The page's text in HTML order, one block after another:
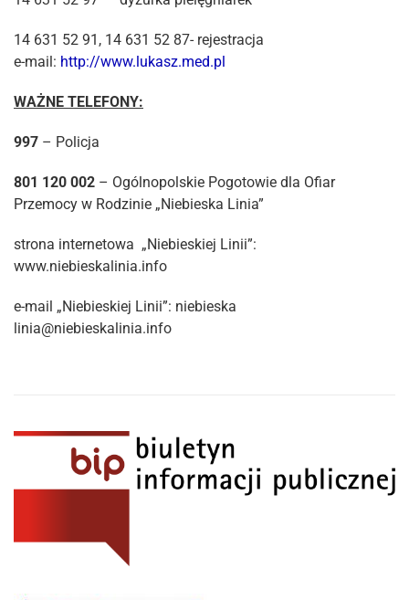
14 631 52 91, 14 631 52 87- rejestracja
e-mail: http://www.lukasz.med.pl
WAŻNE TELEFONY:
997 – Policja
801 120 002 – Ogólnopolskie Pogotowie dla Ofiar
Przemocy w Rodzinie „Niebieska Linia”
strona internetowa „Niebieskiej Linii”:
www.niebieskalinia.info
e-mail „Niebieskiej Linii”: niebieska
linia@niebieskalinia.info